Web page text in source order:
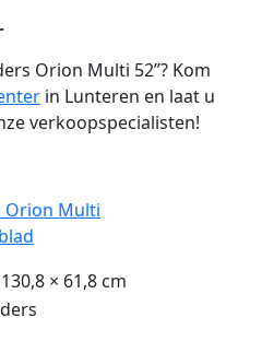
Orion Multi 52”? Kom
in Lunteren en laat u
verkoopspecialisten!
Orion Multi
× 61,8 cm